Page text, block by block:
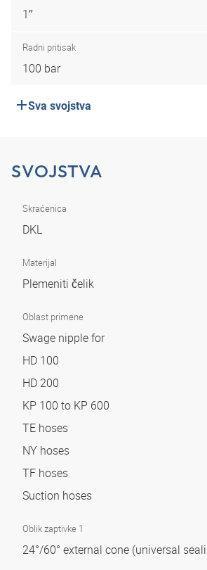
1″
Radni pritisak
100 bar
Sva svojstva
SVOJSTVA
Skraćenica
DKL
Materijal
Plemeniti čelik
Oblast primene
Swage nipple for
HD 100
HD 200
KP 100 to KP 600
TE hoses
NY hoses
TF hoses
Suction hoses
Oblik zaptivke 1
24°/60° external cone (universal